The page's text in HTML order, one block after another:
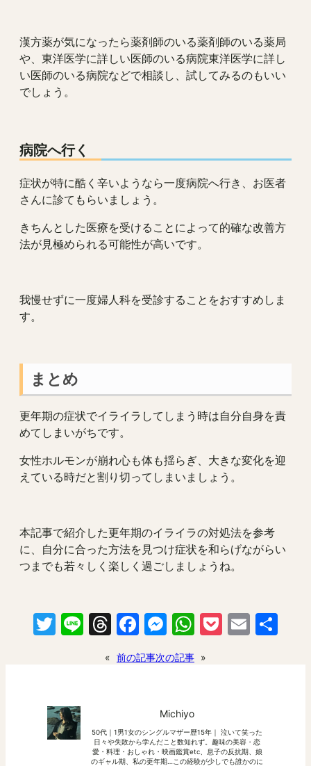
漢方薬が気になったら薬剤師のいる薬剤師のいる薬局
や、東洋医学に詳しい医師のいる病院東洋医学に詳し
い医師のいる病院などで相談し、試してみるのもいい
でしょう。
病院へ行く
症状が特に酷く辛いようなら一度病院へ行き、お医者
さんに診てもらいましょう。
きちんとした医療を受けることによって的確な改善方
法が見極められる可能性が高いです。
我慢せずに一度婦人科を受診することをおすすめしま
す。
まとめ
更年期の症状でイライラしてしまう時は自分自身を責
めてしまいがちです。
女性ホルモンが崩れ心も体も揺らぎ、大きな変化を迎
えている時だと割り切ってしまいましょう。
本記事で紹介した更年期のイライラの対処法を参考
に、自分に合った方法を見つけ症状を和らげながらい
つまでも若々しく楽しく過ごしましょうね。
Twitter
LineThreads
Facebook
Messenger
WhatsApp
Pocket
Email
« 前の記事次の記事 »
Michiyo
50代｜1男1女のシングルマザー歴15年｜ 泣いて笑った
日々や失敗から学んだこと数知れず。趣味の美容・恋
愛・料理・おしゃれ・映画鑑賞etc、息子の反抗期、娘
のギャル期、私の更年期…この経験が少しでも誰かのに